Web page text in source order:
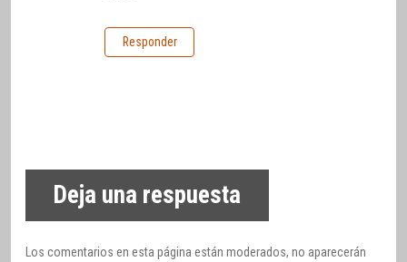
Responder
Deja una respuesta
Los comentarios en esta página están moderados, no aparecerán